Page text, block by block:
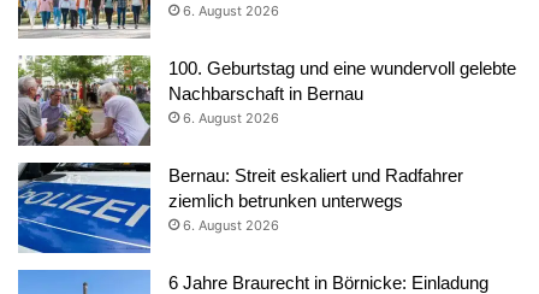
6. August 2026
100. Geburtstag und eine wundervoll gelebte
Nachbarschaft in Bernau
6. August 2026
Bernau: Streit eskaliert und Radfahrer
ziemlich betrunken unterwegs
6. August 2026
6 Jahre Braurecht in Börnicke: Einladung